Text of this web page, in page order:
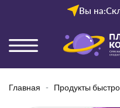
Вы на:
Главная Продукты